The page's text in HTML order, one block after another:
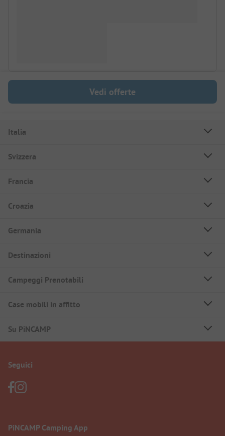
Vedi offerte
Italia
Svizzera
Francia
Croazia
Germania
Destinazioni
Campeggi Prenotabili
Case mobili in affitto
Su PiNCAMP
Seguici
PiNCAMP Camping App